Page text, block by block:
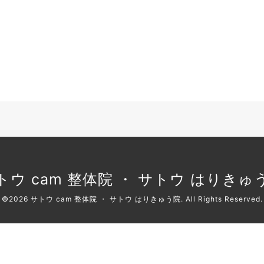
ウ cam 整体院 ・ サトウ はりきゅ
©2026 サトウ cam 整体院 ・ サトウ はりきゅう院. All Rights Reserved.